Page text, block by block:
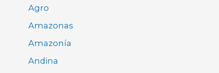
Agro
Amazonas
Amazonía
Andina